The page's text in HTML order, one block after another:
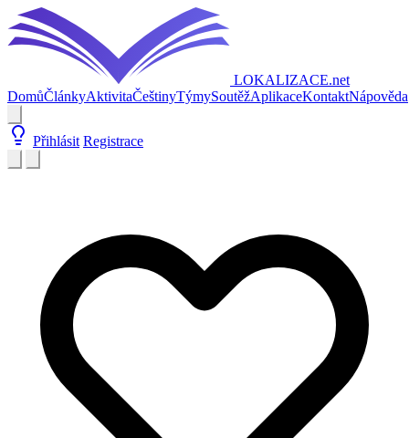
LOKALIZACE.net
DomůČlánkyAktivitaČeštinyTýmySoutěžAplikaceKontaktNápověda
Přihlásit Registrace